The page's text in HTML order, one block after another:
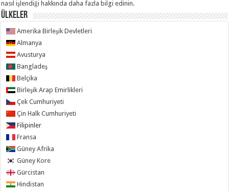
nasıl işlendiği hakkında daha fazla bilgi edinin.
ÜLKELER
Amerika Birleşik Devletleri
Almanya
Avusturya
Bangladeş
Belçika
Birleşik Arap Emirlikleri
Çek Cumhuriyeti
Çin Halk Cumhuriyeti
Filipinler
Fransa
Güney Afrika
Güney Kore
Gürcistan
Hindistan